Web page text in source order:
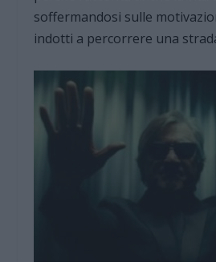
soffermandosi sulle
indotti a percorrere una